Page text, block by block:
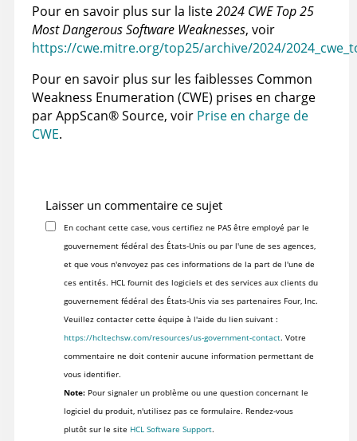
Pour en savoir plus sur la liste2024 CWE Top 25
Most Dangerous Software Weaknesses, voir
https://cwe.mitre.org/top25/archive/2024/
Pour en savoir plus sur les faiblesses Common
Weakness Enumeration (CWE) prises en charge
parAppScan®Source, voir Prise en charge de
CWE.
Laisser un commentaire ce sujet
En cochant cette case, vous certifiez ne PAS être employé par le
gouvernement fédéral des États-Unis ou par l'une de ses agences,
et que vous n'envoyez pas ces informations de la part de l'une de
ces entités. HCL fournit des logiciels et des services aux clients du
gouvernement fédéral des États-Unis via ses partenaires Four, Inc.
Veuillez contacter cette équipe à l'aide du lien suivant :
https://hcltechsw.com/resources/us-government-contact. Votre
commentaire ne doit contenir aucune information permettant de
vous identifier.
Note:Pour signaler un problème ou une question concernant le
logiciel du produit, n'utilisez pas ce formulaire. Rendez-vous
plutôt sur le site HCL Software Support.